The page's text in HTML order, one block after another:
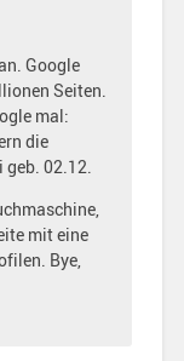
Google
Seiten.
mal:
die
02.12.
mit eine
Bye,